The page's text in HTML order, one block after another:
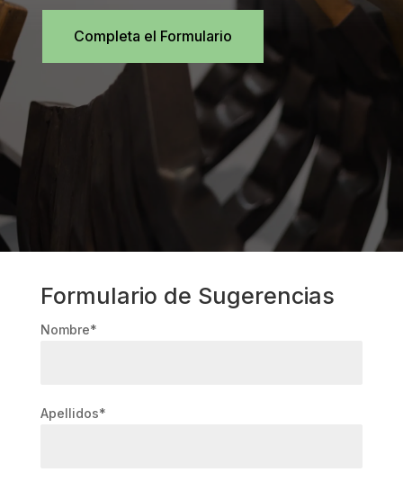
Completa el Formulario
Formulario de Sugerencias
Nombre*
Apellidos*